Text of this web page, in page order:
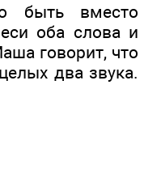
быть вместо
оба слова и
говорит, что
два звука.